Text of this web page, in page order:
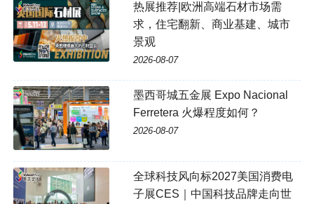
热展推荐|欧洲高端石材市场需
求，住宅翻新、商业基建、城市
景观
2026-08-07
墨西哥城五金展 Expo Nacional
Ferretera 火爆程度如何？
2026-08-07
全球科技风向标2027美国消费电
子展CES｜中国科技品牌走向世